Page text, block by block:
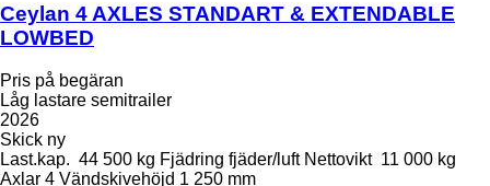
Ceylan 4 AXLES STANDART & EXTENDABLE
LOWBED
Pris på begäran
Låg lastare semitrailer
2026
Skick ny
Last.kap. 44 500 kg Fjädring fjäder/luft Nettovikt 11 000 kg
Axlar 4 Vändskivehöjd 1 250 mm